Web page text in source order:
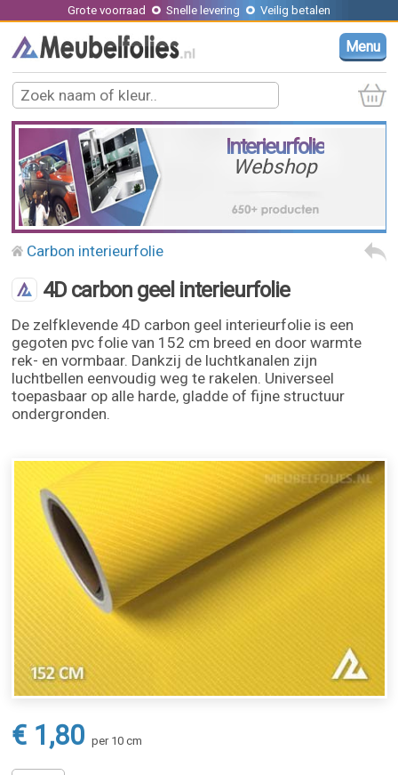
Grote voorraad Snelle levering Veilig betalen
Menu
Interieurfolie
Webshop
Carbon interieurfolie
4D carbon geel interieurfolie
De zelfklevende 4D carbon geel interieurfolie is een
gegoten pvc folie van 152 cm breed en door warmte
rek- en vormbaar. Dankzij de luchtkanalen zijn
luchtbellen eenvoudig weg te rakelen. Universeel
toepasbaar op alle harde, gladde of fijne structuur
ondergronden.
€ 1,80 per 10 cm